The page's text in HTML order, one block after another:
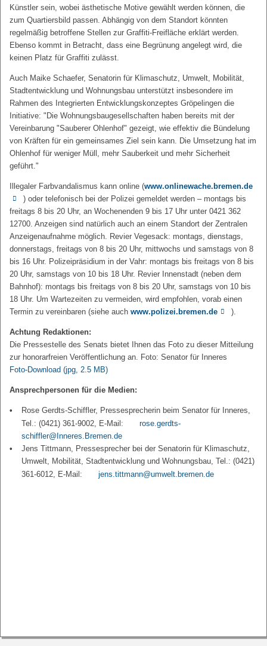
Künstler sein, wobei ästhetische Motive gewählt werden können, die
zum Quartiersbild passen. Abhängig von dem Standort könnten
regelmäßig betroffene Stellen zur Graffiti-Freifläche erklärt werden.
Ebenso kommt in Betracht, dass eine Begrünung angelegt wird, die
keinen Platz für Graffiti zulässt.
Auch Maike Schaefer, Senatorin für Klimaschutz, Umwelt, Mobilität,
Stadtentwicklung und Wohnungsbau unterstützt insbesondere im
Rahmen des Integrierten Entwicklungskonzeptes Gröpelingen die
Initiative: "Die Wohnungsbaugesellschaften haben bereits mit der
Vereinbarung "Sauberer Ohlenhof" gezeigt, wie effektiv die Bündelung
von Kräften für ein gemeinsames Ziel sein kann. Die Umsetzung hat im
Ohlenhof für weniger Müll, mehr Sauberkeit und mehr Sicherheit
geführt."
Illegaler Farbvandalismus kann online (www.onlinewache.bremen.de
) oder telefonisch bei der Polizei gemeldet werden – montags bis
freitags 8 bis 20 Uhr, an Wochenenden 9 bis 17 Uhr unter 0421 362
12700. Anzeigen sind natürlich auch an einem Standort der Zentralen
Anzeigenaufnahme möglich. Revier Vegesack: montags, dienstags,
donnerstags, freitags von 8 bis 20 Uhr, mittwochs und samstags von 8
bis 16 Uhr. Polizeipräsidium in der Vahr: montags bis freitags von 8 bis
20 Uhr, samstags von 10 bis 18 Uhr. Revier Innenstadt (neben dem
Bahnhof): montags bis freitags von 8 bis 20 Uhr, samstags von 10 bis
18 Uhr. Um Wartezeiten zu vermeiden, wird empfohlen, vorab einen
Termin zu vereinbaren (siehe auch www.polizei.bremen.de ).
Achtung Redaktionen:
Die Pressestelle des Senats bietet Ihnen das Foto zu dieser Mitteilung
zur honorarfreien Veröffentlichung an. Foto: Senator für Inneres
Foto-Download (jpg, 2.5 MB)
Ansprechpersonen für die Medien:
Rose Gerdts-Schiffler, Pressesprecherin beim Senator für Inneres,
Tel.: (0421) 361-9002, E-Mail:
rose.gerdts-
schiffler@Inneres.Bremen.de
Jens Tittmann, Pressesprecher bei der Senatorin für Klimaschutz,
Umwelt, Mobilität, Stadtentwicklung und Wohnungsbau, Tel.: (0421)
361-6012, E-Mail:
jens.tittmann@umwelt.bremen.de